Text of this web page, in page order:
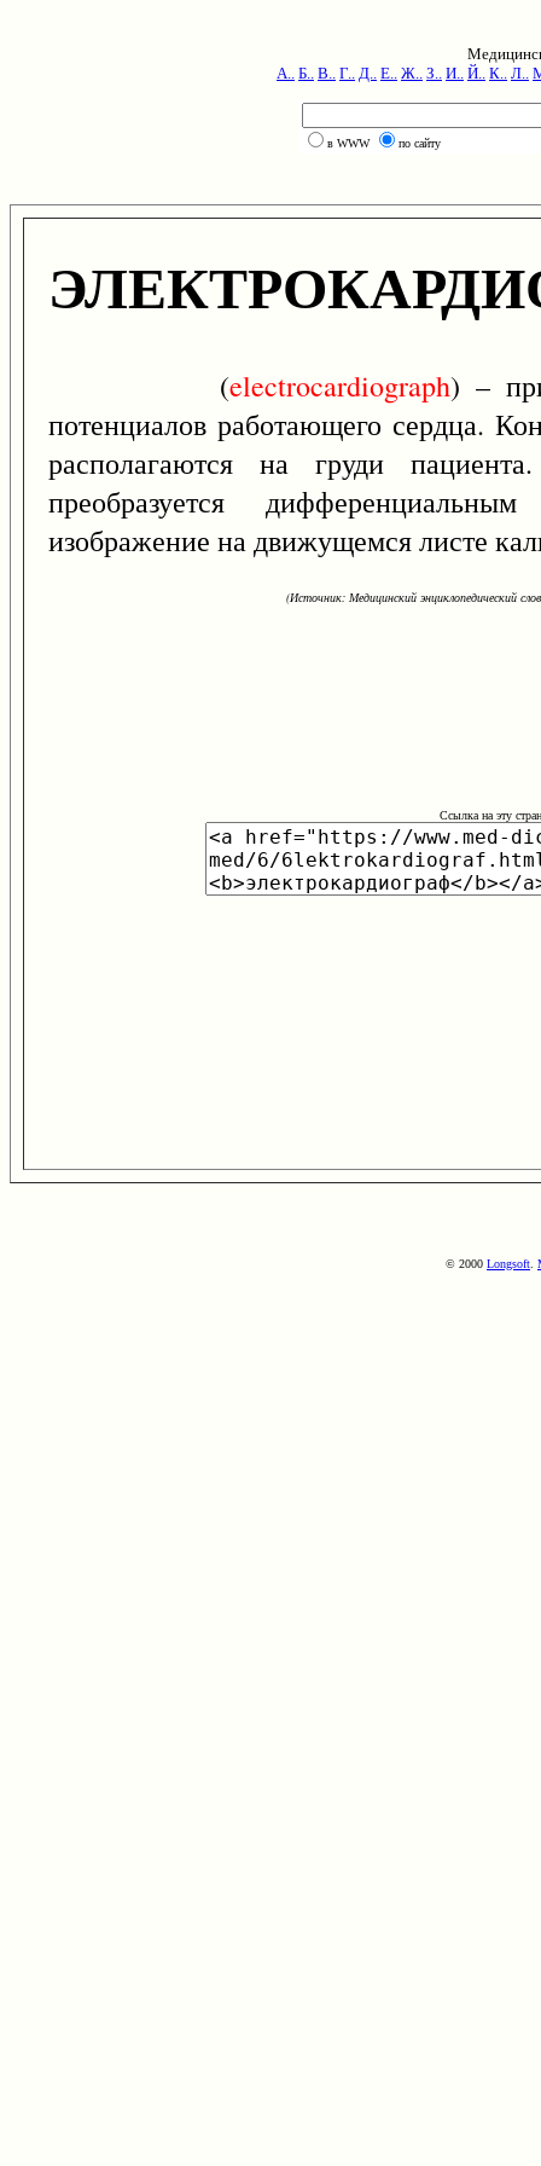
А.. Б.. В.. Г.. Д.. Е.. Ж.. З.. И.. Й.. К.. Л..
в WWW по сайту
(electrocardiograph) –
потенциалов работающего сердца.
располагаются на груди
преобразуется
изображение на движущемся листе
(Источник: Медицинский энциклопедический
Ссылка на эту
© 2000 Longsoft